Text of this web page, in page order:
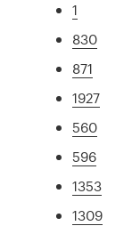
1
830
871
1927
560
596
1353
1309